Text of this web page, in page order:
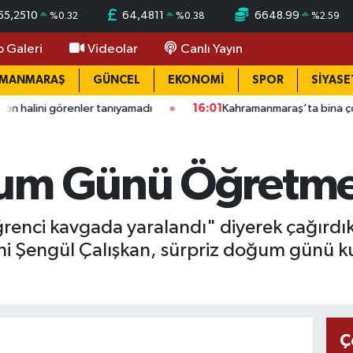
%0.32 64,4811 %0.38 6648.99 %2.59
Galeri Videolar Canlı Yayın
GÜNCEL EKONOMİ SPOR
tanıyamadı 16:01 Kahramanmaraş’ta bina çöktü:
Günü
kavgada yaralandı" diyerek
Şengül Çalışkan, sürpriz doğum günü